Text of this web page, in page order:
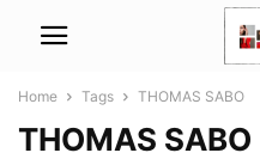
Home Tags THOMAS SABO
THOMAS SABO